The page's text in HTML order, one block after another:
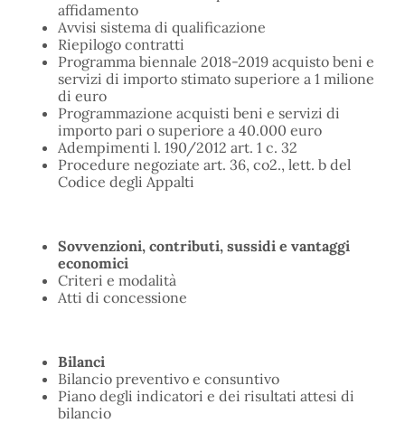
affidamento
Avvisi sistema di qualificazione
Riepilogo contratti
Programma biennale 2018-2019 acquisto beni e
servizi di importo stimato superiore a 1 milione
di euro
Programmazione acquisti beni e servizi di
importo pari o superiore a 40.000 euro
Adempimenti l. 190/2012 art. 1 c. 32
Procedure negoziate art. 36, co2., lett. b del
Codice degli Appalti
Sovvenzioni, contributi, sussidi e vantaggi
economici
Criteri e modalità
Atti di concessione
Bilanci
Bilancio preventivo e consuntivo
Piano degli indicatori e dei risultati attesi di
bilancio